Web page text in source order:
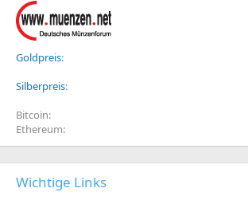
Goldpreis
Silberpreis
Bitcoin
Ethereum
Wichtige Links